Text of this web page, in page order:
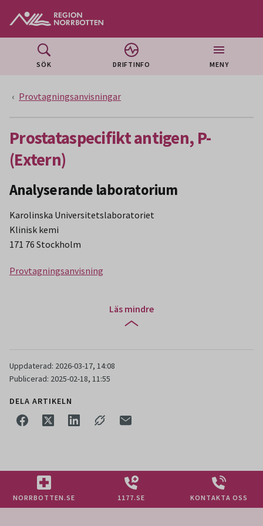
SÖK DRIFTINFO MENY
Provtagningsanvisningar
Prostataspecifikt antigen, P-
(Extern)
Analyserande laboratorium
Karolinska Universitetslaboratoriet
Klinisk kemi
171 76 Stockholm
Provtagningsanvisning
Läs mindre
Uppdaterad: 2026-03-17, 14:08
Publicerad: 2025-02-18, 11:55
DELA ARTIKELN
NORRBOTTEN.SE 1177.SE KONTAKTA OSS